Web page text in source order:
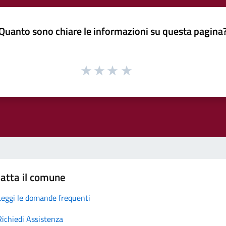
sono chiare le informazioni su questa
il comune
le domande frequenti
Assistenza